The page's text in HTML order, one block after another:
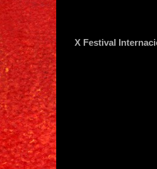
X Festival